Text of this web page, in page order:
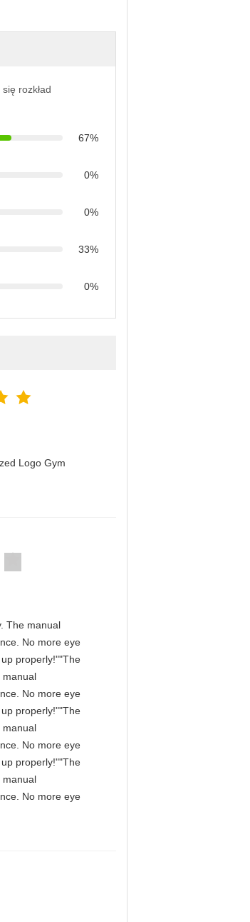
rozkład
67%
0%
0%
33%
0%
Logo Gym
The manual
No more eye
properly!""The
manual
No more eye
properly!""The
manual
No more eye
properly!""The
manual
No more eye